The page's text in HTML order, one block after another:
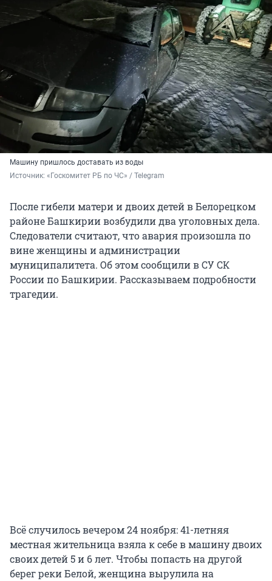
Машину пришлось доставать из воды
Источник: «Госкомитет РБ по ЧС» / Telegram
После гибели матери и двоих детей в Белорецком
районе Башкирии возбудили два уголовных дела.
Следователи считают, что авария произошла по
вине женщины и администрации
муниципалитета. Об этом сообщили в СУ СК
России по Башкирии. Рассказываем подробности
трагедии.
Всё случилось вечером 24 ноября: 41-летняя
местная жительница взяла к себе в машину двоих
своих детей 5 и 6 лет. Чтобы попасть на другой
берег реки Белой, женщина вырулила на